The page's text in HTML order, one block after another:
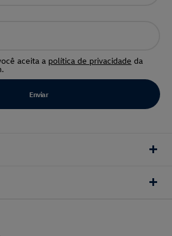
aceita a política de privacidade da